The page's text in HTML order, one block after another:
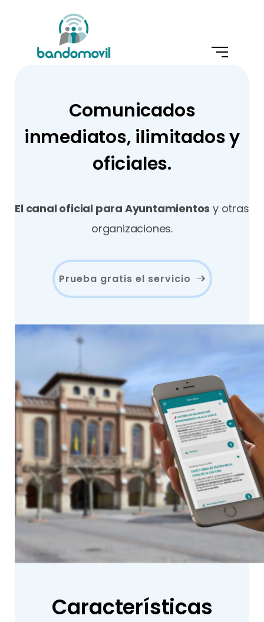
Comunicados
inmediatos, ilimitados y
oficiales.
El canal oficial para Ayuntamientos y otras
organizaciones.
Prueba gratis el servicio
Características